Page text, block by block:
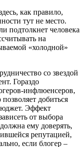
как правило,
тут не место.
подтолкнет человека
на
«холодной»
со звездой
Гораздо
инфлюенсеров,
добиться
Эффект
от выбора
ему доверять,
репутацией,
если блогер –